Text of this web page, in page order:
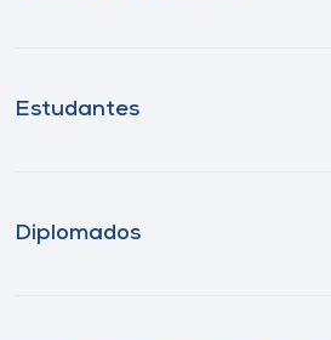
Estudantes
Diplomados